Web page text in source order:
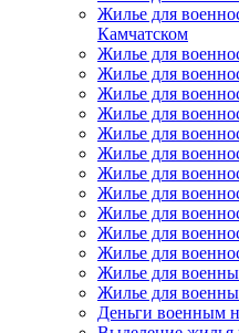
Жилье для
Камчатском
Жилье для
Жилье для
Жилье для
Жилье для
Жилье для
Жилье для
Жилье для
Жилье для
Жилье для
Жилье для
Жилье для
Жилье для
Жилье для
Деньги военным